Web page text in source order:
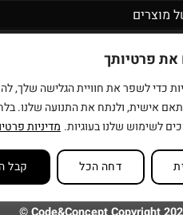
את פרטיותך
כדי לשפר את חוויית הגלישה שלך,
אישית, ולנתח את התנועה שלנו.
לשימוש שלנו בעוגיות. מדיניות
דחה הכל קבל
מוצרים
מסובבים את המחירים
משתמש
לילדים רוצים להיות זכיינים של